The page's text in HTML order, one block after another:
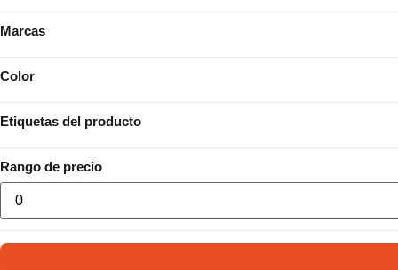
Marcas
Color
Etiquetas del producto
Rango de precio